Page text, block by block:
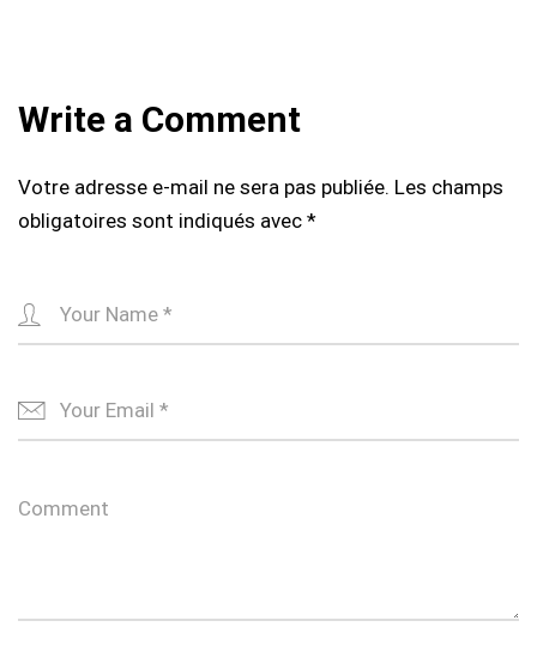
Write a Comment
Votre adresse e-mail ne sera pas publiée. Les champs
obligatoires sont indiqués avec *